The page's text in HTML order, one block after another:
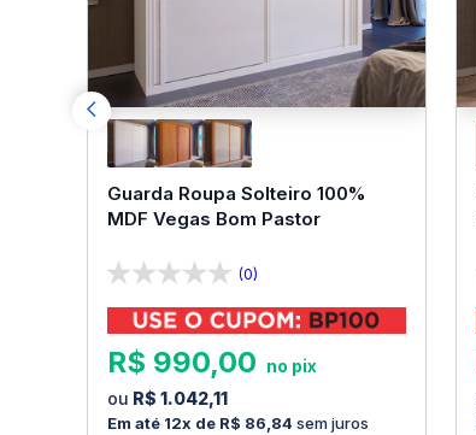
Guarda Roupa Solteiro 100%
MDF Vegas Bom Pastor
(0)
R$ 990,00
R$ 1.042,11
12 R$ 86 84sem juros